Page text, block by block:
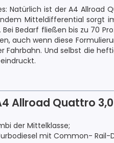
Natürlich ist der A4
Mitteldifferential sorgt
Bedarf fließen bis zu 70
auch wenn diese
Fahrbahn. Und selbst die
Allroad Quattro 3,0
der Mittelklasse;
mit Common- Rail-